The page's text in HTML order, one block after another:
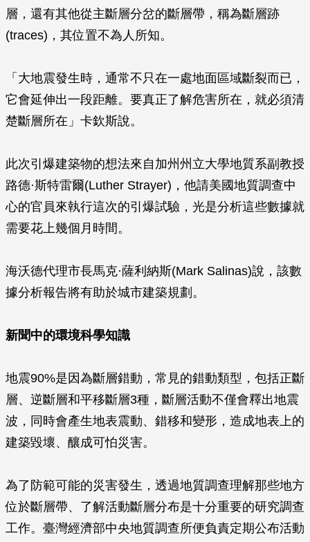
層，還有其他從主斷層分岔的斷層帶，稱為斷層跡
(traces)，其位置不為人所知。
「大地震發生時，通常不只在一處地面區域斷裂而已，
它會延伸出一段距離。要真正了解危害所在，就必須清
楚斷層所在」卡欽斯說。
此次引爆建築物的想法來自加州州立大學地質系副教授
路德·斯特雷爾(Luther Strayer)，他請美國地質調查中
心的官員來執行這次的引爆試驗，光是分析這些數據就
需要花上幾個月時間。
海沃德代理市長馬克·薩利納斯(Mark Salinas)說，該數
據分析報告將有助於城市建築規劃。
新聞中的環境科學知識
地震90%是因為斷層錯動，常見的錯動類型，包括正斷
層、逆斷層和平移斷層3種，斷層活動不僅會釋出地震
波，同時會產生地表震動、錯移和變形，造成地表上的
建築毀壞、釀成可怕災害。
為了防範可能的災害發生，透過地質調查理解那些地方
位於斷層帶、了解活動斷層分布是十分重要的研究調查
工作。臺灣經濟部中央地質調查所便負責定期公布活動